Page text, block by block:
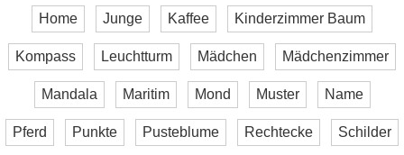
Home Junge Kaffee Kinderzimmer Baum
Kompass Leuchtturm Mädchen Mädchenzimmer
Mandala Maritim Mond Muster Name
Pferd Punkte Pusteblume Rechtecke Schilder